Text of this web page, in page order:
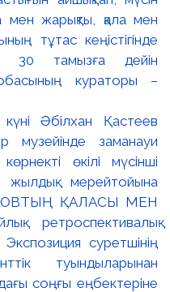
Әбілхан Қастеев
музейінде заманауи
көрнекті өкілі мүсінші
мерейтойына
ҚАЛАСЫ МЕН
ретроспективалық
суретшінің
туындыларынан
соңғы еңбектеріне